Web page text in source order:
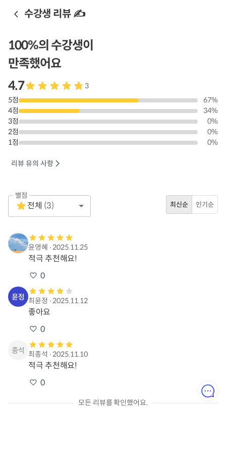
수강생 리뷰 ✍️
100%의 수강생이
만족했어요
4.7
3
5점 67%
4점 34%
3점 0%
2점 0%
1점 0%
리뷰 유의 사항
별점
1 Star
Empty
전체 (3) 최신순 인기순
윤영혜 ∙2025.11.25
적극 추천해요!
0
최윤정 ∙2025.11.12
좋아요
0
최종석 ∙2025.11.10
적극 추천해요!
0
모든 리뷰를 확인했어요.